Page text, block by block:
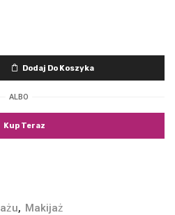
Dodaj Do Koszyka
ALBO
Kup Teraz
, Makijaż